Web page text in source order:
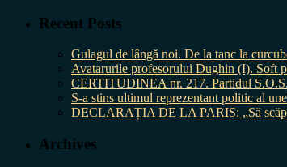
Recent Posts
Gulagul de lângă noi. De la tanc la
Avatarurile profesorului Dughin (I). Soft
CERTITUDINEA nr. 217. Partidul
S-a stins ultimul reprezentant politic al
DECLARAȚIA DE LA PARIS: „Să
Archives